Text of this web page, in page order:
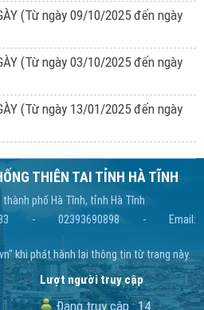
(Từ ngày 09/10/2025 đến ngày
(Từ ngày 03/10/2025 đến ngày
(Từ ngày 13/01/2025 đến ngày
THIÊN TAI TỈNH HÀ TĨNH
phố Hà Tĩnh, tỉnh Hà Tĩnh
- 02393690898 - Email:
khi phát hành lại thông tin từ trang này.
Lượt người truy cập
Đang truy cập : 14